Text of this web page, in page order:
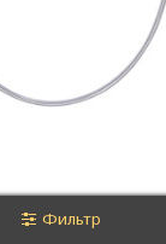
Фильтр